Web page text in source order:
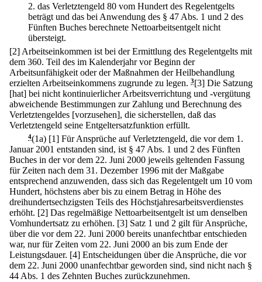
2. das Verletztengeld 80 vom Hundert des Regelentgelts
beträgt und das bei Anwendung des § 47 Abs. 1 und 2 des
Fünften Buches berechnete Nettoarbeitsentgelt nicht
übersteigt.
[2] Arbeitseinkommen ist bei der Ermittlung des Regelentgelts mit
dem 360. Teil des im Kalenderjahr vor Beginn der
Arbeitsunfähigkeit oder der Maßnahmen der Heilbehandlung
erzielten Arbeitseinkommens zugrunde zu legen. 3[3] Die Satzung
[hat] bei nicht kontinuierlicher Arbeitsverrichtung und -vergütung
abweichende Bestimmungen zur Zahlung und Berechnung des
Verletztengeldes [vorzusehen], die sicherstellen, daß das
Verletztengeld seine Entgeltersatzfunktion erfüllt.
4(1a) [1] Für Ansprüche auf Verletztengeld, die vor dem 1.
Januar 2001 entstanden sind, ist § 47 Abs. 1 und 2 des Fünften
Buches in der vor dem 22. Juni 2000 jeweils geltenden Fassung
für Zeiten nach dem 31. Dezember 1996 mit der Maßgabe
entsprechend anzuwenden, dass sich das Regelentgelt um 10 vom
Hundert, höchstens aber bis zu einem Betrag in Höhe des
dreihundertsechzigsten Teils des Höchstjahresarbeitsverdienstes
erhöht. [2] Das regelmäßige Nettoarbeitsentgelt ist um denselben
Vomhundertsatz zu erhöhen. [3] Satz 1 und 2 gilt für Ansprüche,
über die vor dem 22. Juni 2000 bereits unanfechtbar entschieden
war, nur für Zeiten vom 22. Juni 2000 an bis zum Ende der
Leistungsdauer. [4] Entscheidungen über die Ansprüche, die vor
dem 22. Juni 2000 unanfechtbar geworden sind, sind nicht nach §
44 Abs. 1 des Zehnten Buches zurückzunehmen.